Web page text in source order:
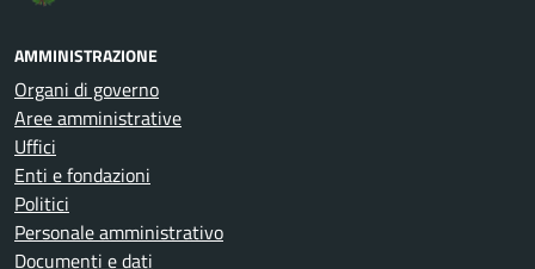
AMMINISTRAZIONE
Organi di governo
Aree amministrative
Uffici
Enti e fondazioni
Politici
Personale amministrativo
Documenti e dati